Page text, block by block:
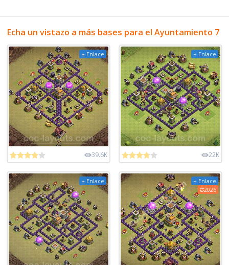
Echa un vistazo a más bases para el Ayuntamiento 7
+ Enlace
39.6K
+ Enlace
22K
+ Enlace
+ Enlace
2026